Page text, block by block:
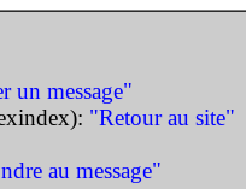
un message"
"Retour au site"
au message"